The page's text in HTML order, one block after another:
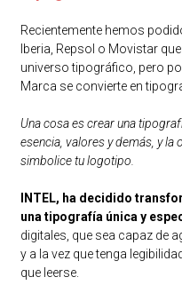
Recientemente hemos
Iberia, Repsol o Movistar
universo tipográfico, pero
Marca se convierte en
Una cosa es crear una
esencia, valores y demás, y
simbolice tu logotipo.
INTEL, ha decidido
una tipografía única y
digitales, que sea capaz de
y a la vez que tenga
que leerse.